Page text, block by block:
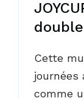
Cette
journées
comme